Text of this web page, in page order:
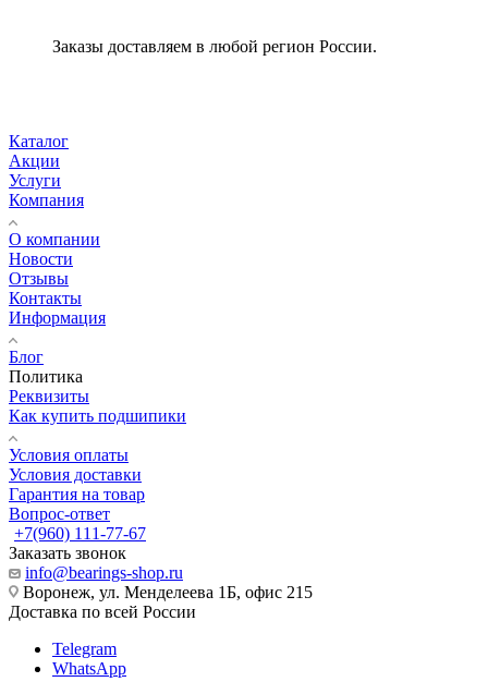
Заказы доставляем в любой регион России.
Каталог
Акции
Услуги
Компания
О компании
Новости
Отзывы
Контакты
Информация
Блог
Политика
Реквизиты
Как купить подшипики
Условия оплаты
Условия доставки
Гарантия на товар
Вопрос-ответ
+7(960) 111-77-67
Заказать звонок
info@bearings-shop.ru
Воронеж, ул. Менделеева 1Б, офис 215
Доставка по всей России
Telegram
WhatsApp